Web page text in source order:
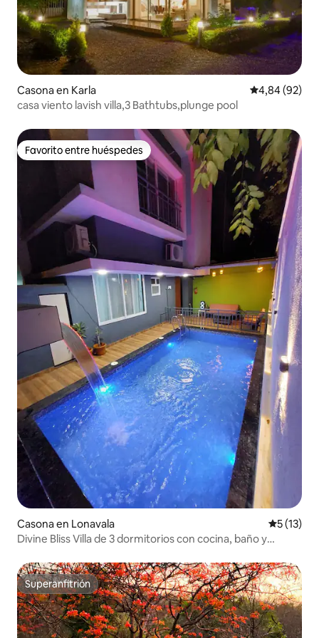
Casona en Karla Calificación
4,84 (92)
casa viento lavish villa,3 Bathtubs,plunge pool
Favorito entre huéspedes
Favorito entre huéspedes
Casona en Lonavala
5 (13)
Divine Bliss Villa de 3 dormitorios con cocina, baño y
Superanfitrión
Superanfitrión